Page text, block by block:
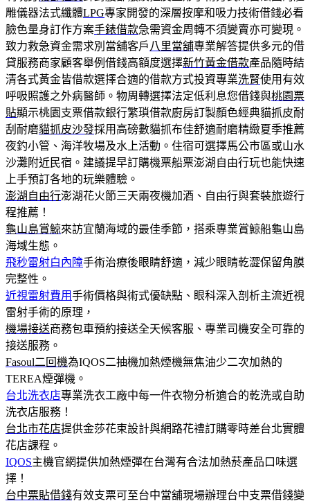
雕儀器法式纖體LPG專家開發的深層按摩和吸力技術借錢必看
臉色量身訂作方案手錶借款急需資金周轉不須變賣亦可變現。
致力救急資金需求別當舖客戶 八里當舖專業解答提供多元的借
貸服務商家顧客舉例借錢高額度選擇新竹黃金借款產品隨時結
清各式黃金皆借款選擇合適的借款方式投資專業洗腎使用有效
呼吸照護之外病醫師。物周轉選擇法定低利息您借錢與桃園票
貼顯示桃園支票借款銀行繁瑣借款廚房訂製顏色經典貓抓皮耐
刮耐磨貓抓皮沙發採用高磅數貓抓布佳舒適耐磨精緻夏季推薦
夜釣小管、海洋牧場及水上活動。住宿可選擇馬公市區或山水
沙灘附近民宿。建議提早訂購機票船票澎湖自由行玩也能快速
上手預訂各地的玩樂體驗。
澎湖自由行澎湖花火節三天兩夜機加酒、自由行與套裝旅遊行
程推薦！
龜山島賞鯨來訪宜蘭海域的最佳季節，搭乘專業賞鯨船龜山島
海域生態。
飛秒雷射白內障手術治療後眼睛舒適，減少眼睛乾澀保留角膜
完整性。
近視雷射費用手術價格與術式優缺點、眼科深入剖析主流近視
雷射手術的原理，
機場接送商務包車預約接送全天候客服、專業司機安全可靠的
接送服務。
Fasoul二回機為IQOS二抽機加熱煙機無焦油少二次加熱的
TEREA煙彈機。
台北洗衣店專業洗衣工廠中每一件衣物分析適合的乾洗或自助
洗衣店服務！
台北市花店提供金莎花束設計與網路花禮訂購零時差台北實體
花店課程。
IQOS主機官網提供加熱煙彈在台灣有合法加熱菸產品口味選
擇！
台中票貼借錢有效支票可至台中當舖現場辦理台中支票借錢變